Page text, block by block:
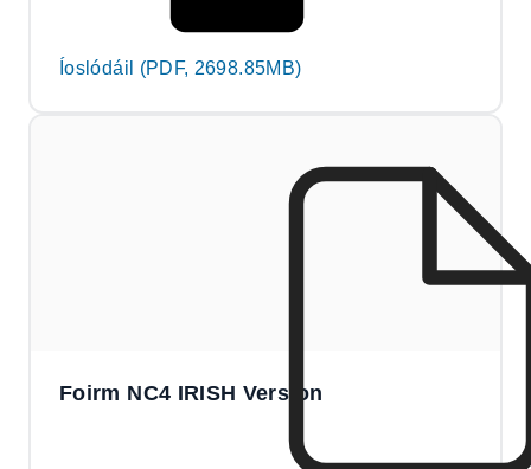
Íoslódáil (PDF, 2698.85MB)
Foirm NC4 IRISH Version